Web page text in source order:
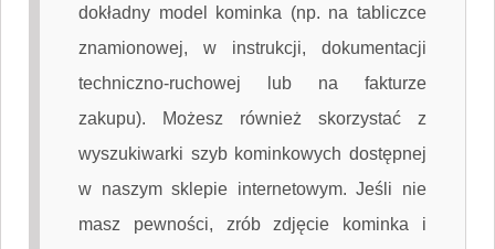
dokładny model kominka (np. na tabliczce
znamionowej, w instrukcji, dokumentacji
techniczno-ruchowej lub na fakturze
zakupu). Możesz również skorzystać z
wyszukiwarki szyb kominkowych dostępnej
w naszym sklepie internetowym. Jeśli nie
masz pewności, zrób zdjęcie kominka i